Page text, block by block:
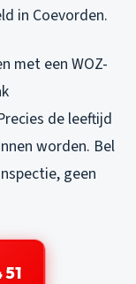
in Coevorden.
met een WOZ-
de leeftijd
worden. Bel
geen